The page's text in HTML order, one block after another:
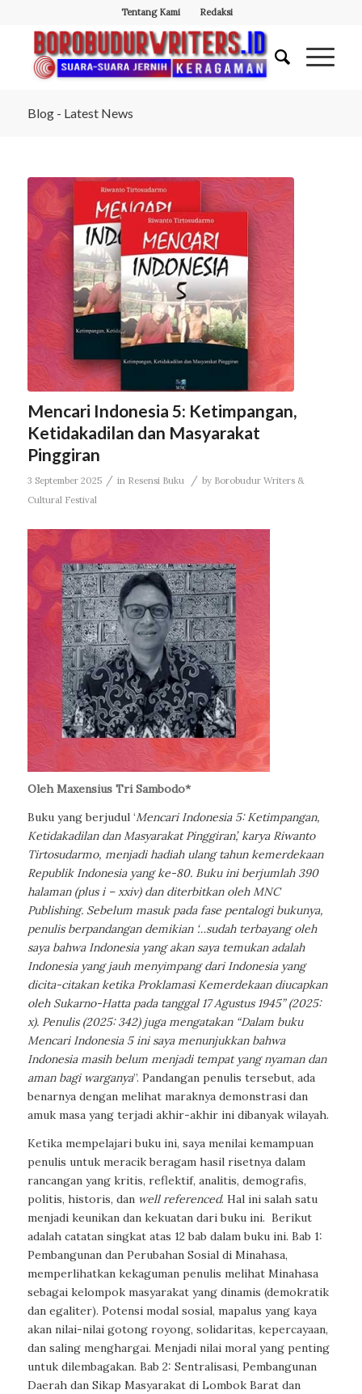
Tentang Kami Redaksi
Blog - Latest News
Mencari Indonesia 5: Ketimpangan,
Ketidakadilan dan Masyarakat
Pinggiran
3 September 2025 / in Resensi Buku / by Borobudur Writers &
Cultural Festival
Oleh Maxensius Tri Sambodo*
Buku yang berjudul ‘Mencari Indonesia 5: Ketimpangan,
Ketidakadilan dan Masyarakat Pinggiran’, karya Riwanto
Tirtosudarmo, menjadi hadiah ulang tahun kemerdekaan
Republik Indonesia yang ke-80. Buku ini berjumlah 390
halaman (plus i – xxiv) dan diterbitkan oleh MNC
Publishing. Sebelum masuk pada fase pentalogi bukunya,
penulis berpandangan demikian ‘…sudah terbayang oleh
saya bahwa Indonesia yang akan saya temukan adalah
Indonesia yang jauh menyimpang dari Indonesia yang
dicita-citakan ketika Proklamasi Kemerdekaan diucapkan
oleh Sukarno-Hatta pada tanggal 17 Agustus 1945” (2025:
x). Penulis (2025: 342) juga mengatakan “Dalam buku
Mencari Indonesia 5 ini saya menunjukkan bahwa
Indonesia masih belum menjadi tempat yang nyaman dan
aman bagi warganya”. Pandangan penulis tersebut, ada
benarnya dengan melihat maraknya demonstrasi dan
amuk masa yang terjadi akhir-akhir ini dibanyak wilayah.
Ketika mempelajari buku ini, saya menilai kemampuan
penulis untuk meracik beragam hasil risetnya dalam
rancangan yang kritis, reflektif, analitis, demografis,
politis, historis, dan well referenced. Hal ini salah satu
menjadi keunikan dan kekuatan dari buku ini. Berikut
adalah catatan singkat atas 12 bab dalam buku ini. Bab 1:
Pembangunan dan Perubahan Sosial di Minahasa,
memperlihatkan kekaguman penulis melihat Minahasa
sebagai kelompok masyarakat yang dinamis (demokratik
dan egaliter). Potensi modal sosial, mapalus yang kaya
akan nilai-nilai gotong royong, solidaritas, kepercayaan,
dan saling menghargai. Menjadi nilai moral yang penting
untuk dilembagakan. Bab 2: Sentralisasi, Pembangunan
Daerah dan Sikap Masyarakat di Lombok Barat dan